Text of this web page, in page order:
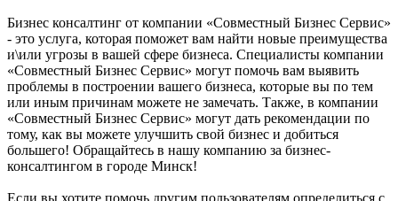
Бизнес консалтинг от компании «Совместный Бизнес Сервис»
- это услуга, которая поможет вам найти новые преимущества
и\или угрозы в вашей сфере бизнеса. Специалисты компании
«Совместный Бизнес Сервис» могут помочь вам выявить
проблемы в построении вашего бизнеса, которые вы по тем
или иным причинам можете не замечать. Также, в компании
«Совместный Бизнес Сервис» могут дать рекомендации по
тому, как вы можете улучшить свой бизнес и добиться
большего! Обращайтесь в нашу компанию за бизнес-
консалтингом в городе Минск!